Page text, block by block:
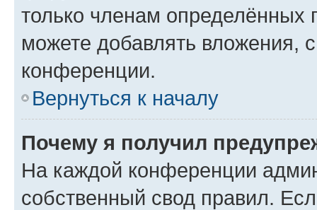
только членам определённых
можете добавлять вложения,
конференции.
Вернуться к началу
Почему я получил
На каждой конференции
собственный свод правил.